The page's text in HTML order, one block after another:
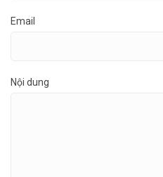
Email
Nội dung